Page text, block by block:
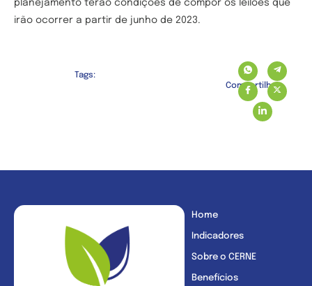
planejamento terão condições de compor os leilões que
irão ocorrer a partir de junho de 2023.
Tags:
Compartilhe:
Home
Indicadores
Sobre o CERNE
Benefícios